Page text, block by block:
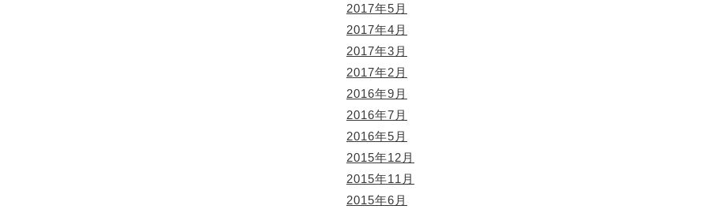
2017年5月
2017年4月
2017年3月
2017年2月
2016年9月
2016年7月
2016年5月
2015年12月
2015年11月
2015年6月